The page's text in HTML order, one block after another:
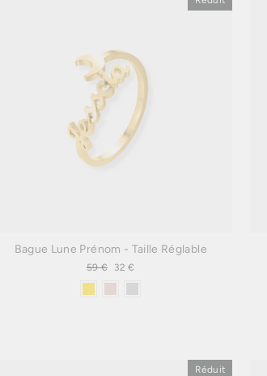
Bague Lune Prénom - Taille Réglable
Prix
59 €
Prix
32 €
Réduit